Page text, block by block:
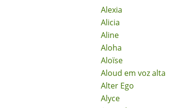
Alexia
Alicia
Aline
Aloha
Aloïse
Aloud em voz alta
Alter Ego
Alyce